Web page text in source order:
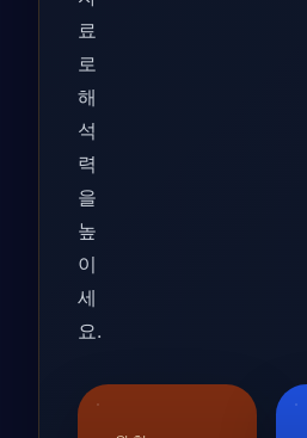
료
로
해
석
력
을
높
이
세
요.